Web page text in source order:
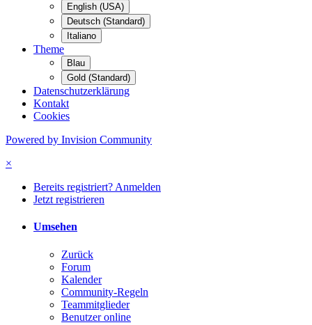
English (USA)
Deutsch (Standard)
Italiano
Theme
Blau
Gold (Standard)
Datenschutzerklärung
Kontakt
Cookies
Powered by Invision Community
×
Bereits registriert? Anmelden
Jetzt registrieren
Umsehen
Zurück
Forum
Kalender
Community-Regeln
Teammitglieder
Benutzer online